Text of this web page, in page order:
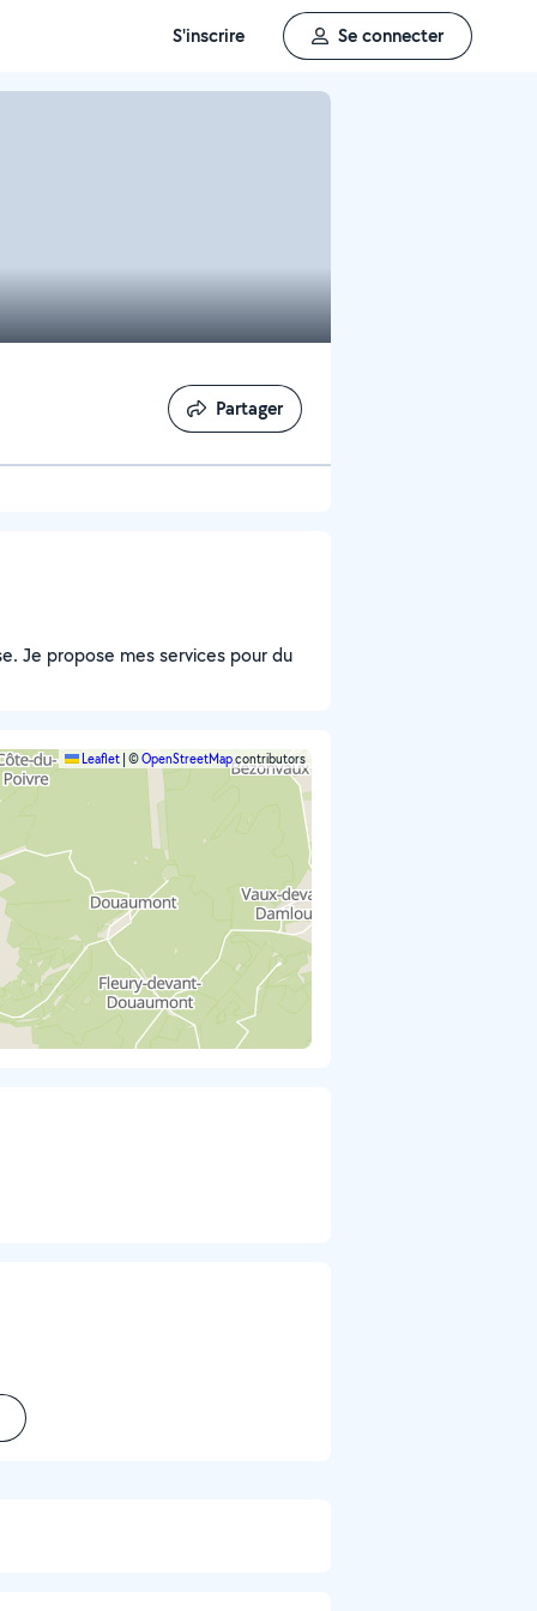
S'inscrire Se connecter
Partager
Partager
Je propose mes services pour du
Leaflet ©OpenStreetMapcontributors